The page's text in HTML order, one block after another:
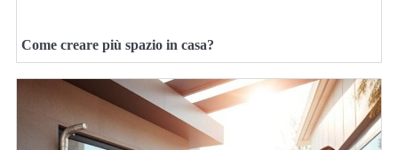
Come creare più spazio in casa?